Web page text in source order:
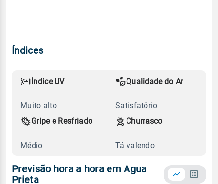
Índices
Índice UV
Muito alto
Qualidade do Ar
Satisfatório
Gripe e Resfriado
Médio
Churrasco
Tá valendo
Previsão hora a hora em Agua
Prieta